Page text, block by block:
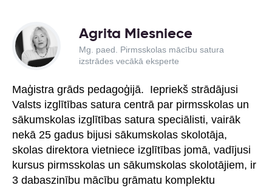
Agrita Miesniece
Mg. paed. Pirmsskolas mācību satura
izstrādes vecākā eksperte
Maģistra grāds pedagoģijā. Iepriekš strādājusi
Valsts izglītības satura centrā par pirmsskolas un
sākumskolas izglītības satura speciālisti, vairāk
nekā 25 gadus bijusi sākumskolas skolotāja,
skolas direktora vietniece izglītības jomā, vadījusi
kursus pirmsskolas un sākumskolas skolotājiem, ir
3 dabaszinību mācību grāmatu komplektu